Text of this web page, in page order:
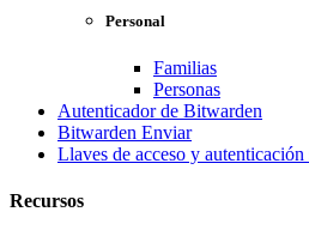
Personal
Familias
Personas
Autenticador de Bitwarden
Bitwarden Enviar
Llaves de acceso y autenticación
Recursos